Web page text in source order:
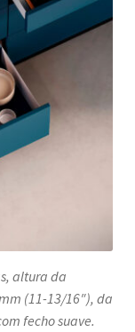
altura da
(11-13/16″), da
fecho suave.